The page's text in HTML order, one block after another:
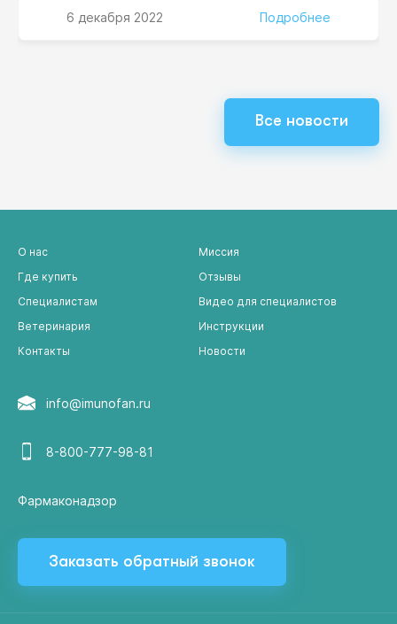
при иммунизации баранов очищенным
при сочетанном применении этих иммуномодуляторов
с вирусом бешенства и масляным адьювантом.
Показаны преимущества препарата «Иммунофан»,
6 декабря 2022 Подробнее
Все новости
О нас
Миссия
Где купить
Отзывы
Специалистам
Видео для специалистов
Ветеринария
Инструкции
Контакты
Новости
info@imunofan.ru
8-800-777-98-81
Фармаконадзор
Заказать обратный звонок